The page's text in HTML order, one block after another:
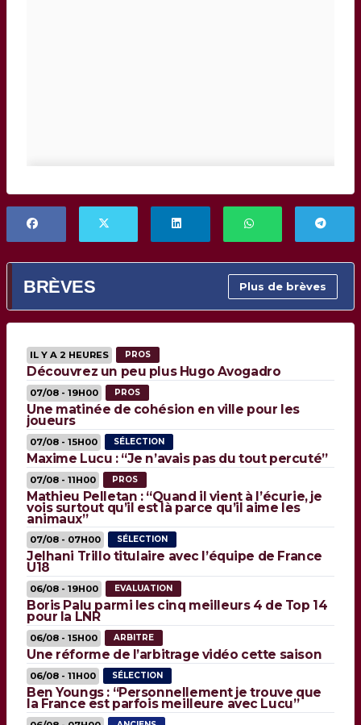
BRÈVES Plus de brèves
IL Y A 2 HEURES PROS
Découvrez un peu plus Hugo Avogadro
07/08 - 19H00 PROS
Une matinée de cohésion en ville pour les
joueurs
07/08 - 15H00 SÉLECTION
Maxime Lucu : “Je n’avais pas du tout percuté”
07/08 - 11H00 PROS
Mathieu Pelletan : “Quand il vient à l’écurie, je
vois surtout qu’il est là parce qu’il aime les
animaux”
07/08 - 07H00 SÉLECTION
Jelhani Trillo titulaire avec l’équipe de France
U18
06/08 - 19H00 EVALUATION
Boris Palu parmi les cinq meilleurs 4 de Top 14
pour la LNR
06/08 - 15H00 ARBITRE
Une réforme de l’arbitrage vidéo cette saison
06/08 - 11H00 SÉLECTION
Ben Youngs : “Personnellement je trouve que
la France est parfois meilleure avec Lucu”